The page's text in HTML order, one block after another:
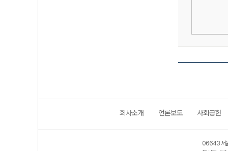
회사소개 언론보도 사회공헌
06643 서